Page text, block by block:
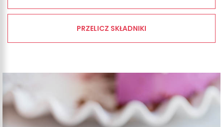
PRZELICZ SKŁADNIKI